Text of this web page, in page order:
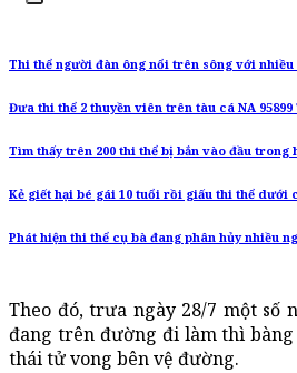
Thi thể người đàn ông nổi trên sông với
Đưa thi thể 2 thuyền viên trên tàu cá NA
Tìm thấy trên 200 thi thể bị bắn vào đầu trong
Kẻ giết hại bé gái 10 tuổi rồi giấu thi thể dưới
Phát hiện thi thể cụ bà đang phân hủy nhiều
Theo đó, trưa ngày 28/7 một số
đang trên đường đi làm thì
thái tử vong bên vệ đường.